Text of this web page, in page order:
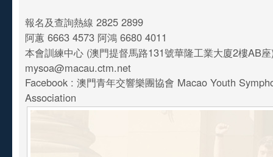
報名及查詢熱線 2825 2899
阿蕙 6663 4573 阿鴻 6680 4011
本會訓練中心 (澳門提督馬路131號華隆工業大廈2樓AB
mysoa@macau.ctm.net
Facebook : 澳門青年交響樂團協會 Macao Youth
Association